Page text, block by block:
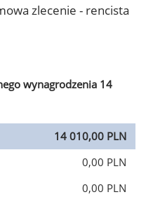
zlecenie - rencista
wynagrodzenia 14
14 010,00 PLN
0,00 PLN
0,00 PLN